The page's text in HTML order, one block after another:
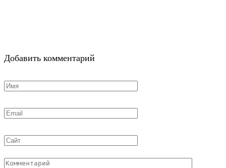
Добавить комментарий
Имя
Email
Сайт